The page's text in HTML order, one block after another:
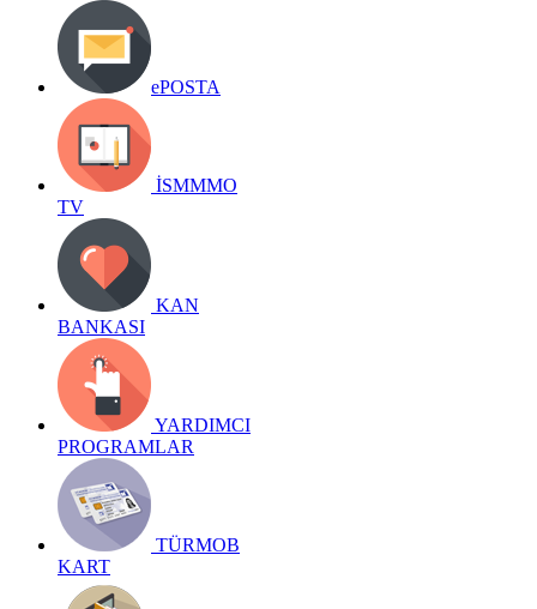
ePOSTA
İSMMMO
TV
KAN
BANKASI
YARDIMCI
PROGRAMLAR
TÜRMOB
KART